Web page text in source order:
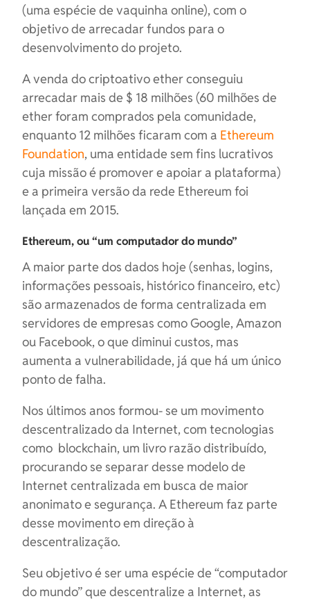
(uma espécie de vaquinha online), com o
objetivo de arrecadar fundos para o
desenvolvimento do projeto.
A venda do criptoativo ether conseguiu
arrecadar mais de $ 18 milhões (60 milhões de
ether foram comprados pela comunidade,
enquanto 12 milhões ficaram com a Ethereum
Foundation, uma entidade sem fins lucrativos
cuja missão é promover e apoiar a plataforma)
e a primeira versão da rede Ethereum foi
lançada em 2015.
Ethereum, ou “um computador do mundo”
A maior parte dos dados hoje (senhas, logins,
informações pessoais, histórico financeiro, etc)
são armazenados de forma centralizada em
servidores de empresas como Google, Amazon
ou Facebook, o que diminui custos, mas
aumenta a vulnerabilidade, já que há um único
ponto de falha.
Nos últimos anos formou- se um movimento
descentralizado da Internet, com tecnologias
como blockchain, um livro razão distribuído,
procurando se separar desse modelo de
Internet centralizada em busca de maior
anonimato e segurança. A Ethereum faz parte
desse movimento em direção à
descentralização.
Seu objetivo é ser uma espécie de “computador
do mundo” que descentralize a Internet, as